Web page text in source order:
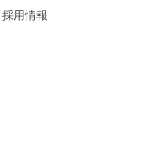
採用情報